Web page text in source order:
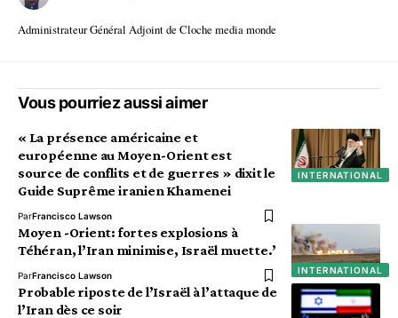
Administrateur Général Adjoint de Cloche media monde
Vous pourriez aussi aimer
INTERNATIONAL
« La présence américaine et
européenne au Moyen-Orient est
source de conflits et de guerres » dixit le
Guide Suprême iranien Khamenei
ParFrancisco Lawson
INTERNATIONAL
Moyen -Orient: fortes explosions à
Téhéran, l’Iran minimise, Israël muette.’
ParFrancisco Lawson
Probable riposte de l’Israël à l’attaque de
l’Iran dès ce soir